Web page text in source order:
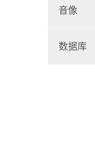
音像
数据库